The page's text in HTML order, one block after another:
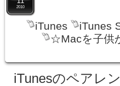
2010
iTunes iTunes
☆Macを子供
iTunesのペアレ